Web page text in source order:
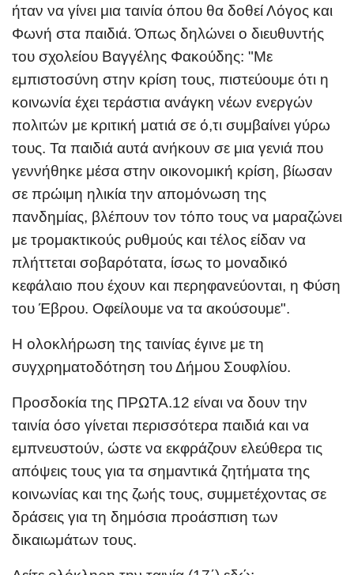
ήταν να γίνει μια ταινία όπου θα δοθεί Λόγος και
Φωνή στα παιδιά. Όπως δηλώνει ο διευθυντής
του σχολείου Βαγγέλης Φακούδης: "Με
εμπιστοσύνη στην κρίση τους, πιστεύουμε ότι η
κοινωνία έχει τεράστια ανάγκη νέων ενεργών
πολιτών με κριτική ματιά σε ό,τι συμβαίνει γύρω
τους. Τα παιδιά αυτά ανήκουν σε μια γενιά που
γεννήθηκε μέσα στην οικονομική κρίση, βίωσαν
σε πρώιμη ηλικία την απομόνωση της
πανδημίας, βλέπουν τον τόπο τους να μαραζώνει
με τρομακτικούς ρυθμούς και τέλος είδαν να
πλήττεται σοβαρότατα, ίσως το μοναδικό
κεφάλαιο που έχουν και περηφανεύονται, η Φύση
του Έβρου. Οφείλουμε να τα ακούσουμε".
H ολοκλήρωση της ταινίας έγινε με τη
συγχρηματοδότηση του Δήμου Σουφλίου.
Προσδοκία της ΠΡΩΤΑ.12 είναι να δουν την
ταινία όσο γίνεται περισσότερα παιδιά και να
εμπνευστούν, ώστε να εκφράζουν ελεύθερα τις
απόψεις τους για τα σημαντικά ζητήματα της
κοινωνίας και της ζωής τους, συμμετέχοντας σε
δράσεις για τη δημόσια προάσπιση των
δικαιωμάτων τους.